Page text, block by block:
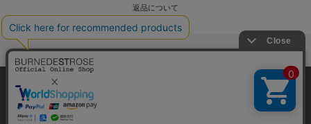
返品について
メンバーズポイントプログラム規約
特定商取引法に基づく表示
個人情報保護指針
弊社はCookieを利用し、Webの利便性向上に努め
ております。「承諾する」をクリックしていただ
くと、お客様に最適な内容を提供することが可能
承諾する